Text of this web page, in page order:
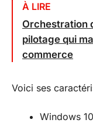
À LIRE
Orchestration
pilotage qui
commerce
Voici ses
Windows